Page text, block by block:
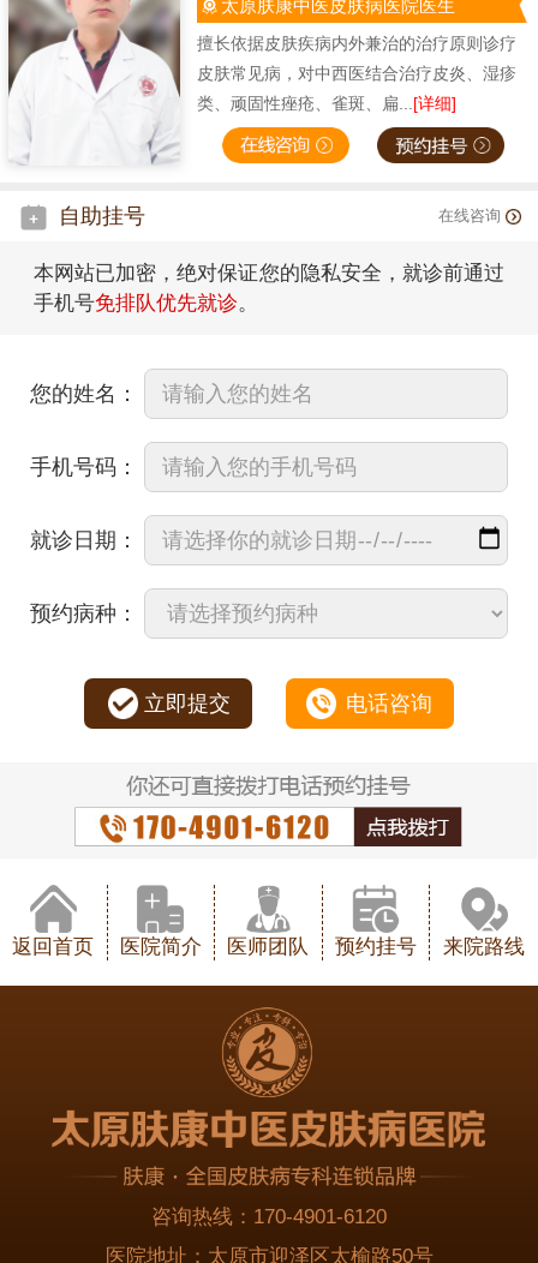
太原肤康中医皮肤病医院医生
擅长依据皮肤疾病内外兼治的治疗原则诊疗
皮肤常见病，对中西医结合治疗皮炎、湿疹
类、顽固性痤疮、雀斑、扁...[详细]
自助挂号 在线咨询
本网站已加密，绝对保证您的隐私安全，就诊前通过
手机号免排队优先就诊。
您的姓名：
手机号码：
就诊日期：
预约病种：
立即提交 电话咨询
返回首页 医院简介 医师团队 预约挂号 来院路线
咨询热线： 170-4901-6120
医院地址： 太原市迎泽区太榆路50号